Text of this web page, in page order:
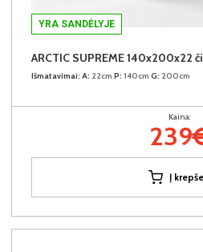
YRA SANDĖLYJE
ARCTIC SUPREME 140x200x22
Išmatavimai: A: 22cm P: 140cm G: 200cm
Kaina:
Į